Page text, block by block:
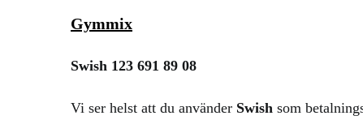
Gymmix
Swish 123 691 89 08
Vi ser helst att du använder Swish som